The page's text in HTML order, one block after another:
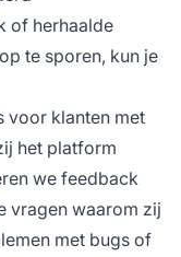
of herhaalde
te sporen, kun je
voor klanten met
het platform
we feedback
vragen waarom zij
met bugs of